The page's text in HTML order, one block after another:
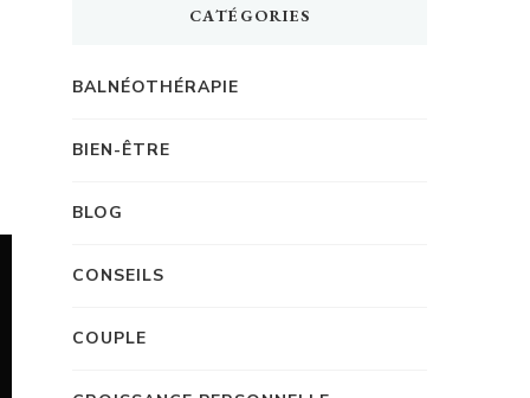
CATÉGORIES
BALNÉOTHÉRAPIE
BIEN-ÊTRE
BLOG
CONSEILS
COUPLE